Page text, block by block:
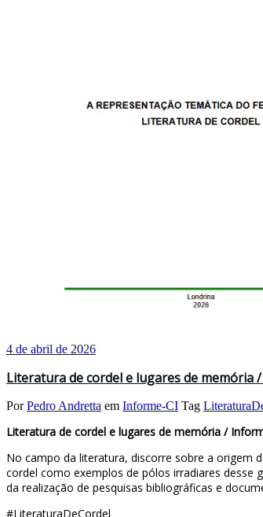
4 de abril de 2026
Literatura de cordel e lugares de memória
PorPedro Andretta em Informe-CI Tag
Literatura de cordel e lugares de memória /
No campo da literatura, discorre sobre a origem
cordel como exemplos de pólos irradiares
da realização de pesquisas bibliográficas e
#LiteraturaDeCordel